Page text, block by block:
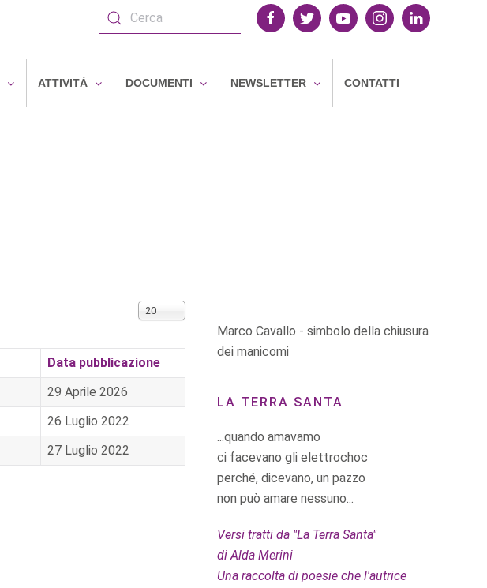
ATTIVITÀ DOCUMENTI NEWSLETTER CONTATTI
Visualizza n.
20
Data pubblicazione
29 Aprile 2026
26 Luglio 2022
27 Luglio 2022
Marco Cavallo - simbolo della chiusura
dei manicomi
LA TERRA SANTA
...quando amavamo
ci facevano gli elettrochoc
perché, dicevano, un pazzo
non può amare nessuno...
Versi tratti da "La Terra Santa"
di Alda Merini
Una raccolta di poesie che l'autrice